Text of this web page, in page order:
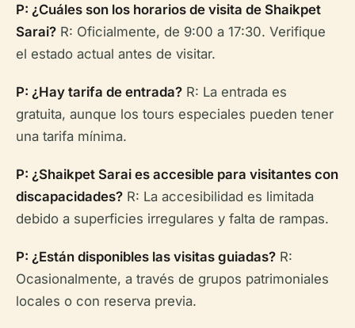
P: ¿Cuáles son los horarios de visita de Shaikpet
Sarai? R: Oficialmente, de 9:00 a 17:30. Verifique
el estado actual antes de visitar.
P: ¿Hay tarifa de entrada? R: La entrada es
gratuita, aunque los tours especiales pueden tener
una tarifa mínima.
P: ¿Shaikpet Sarai es accesible para visitantes con
discapacidades? R: La accesibilidad es limitada
debido a superficies irregulares y falta de rampas.
P: ¿Están disponibles las visitas guiadas? R:
Ocasionalmente, a través de grupos patrimoniales
locales o con reserva previa.